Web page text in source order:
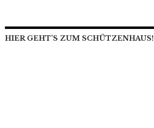
HIER GEHT’S ZUM SCHÜTZENHAUS!